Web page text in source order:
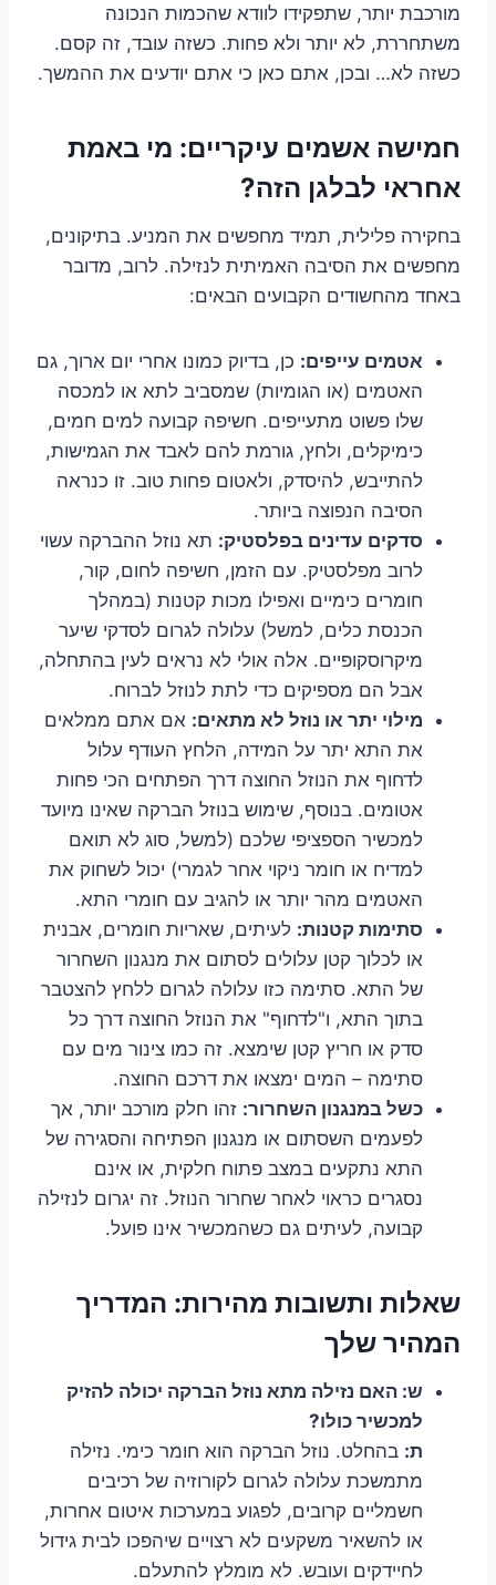
מורכבת יותר, שתפקידו לוודא שהכמות הנכונה
משתחררת, לא יותר ולא פחות. כשזה עובד, זה קסם.
כשזה לא… ובכן, אתם כאן כי אתם יודעים את ההמשך.
חמישה אשמים עיקריים: מי באמת
אחראי לבלגן הזה?
בחקירה פלילית, תמיד מחפשים את המניע. בתיקונים,
מחפשים את הסיבה האמיתית לנזילה. לרוב, מדובר
באחד מהחשודים הקבועים הבאים:
אטמים עייפים: כן, בדיוק כמונו אחרי יום ארוך, גם
האטמים (או הגומיות) שמסביב לתא או למכסה
שלו פשוט מתעייפים. חשיפה קבועה למים חמים,
כימיקלים, ולחץ, גורמת להם לאבד את הגמישות,
להתייבש, להיסדק, ולאטום פחות טוב. זו כנראה
הסיבה הנפוצה ביותר.
סדקים עדינים בפלסטיק: תא נוזל ההברקה עשוי
לרוב מפלסטיק. עם הזמן, חשיפה לחום, קור,
חומרים כימיים ואפילו מכות קטנות (במהלך
הכנסת כלים, למשל) עלולה לגרום לסדקי שיער
מיקרוסקופיים. אלה אולי לא נראים לעין בהתחלה,
אבל הם מספיקים כדי לתת לנוזל לברוח.
מילוי יתר או נוזל לא מתאים: אם אתם ממלאים
את התא יתר על המידה, הלחץ העודף עלול
לדחוף את הנוזל החוצה דרך הפתחים הכי פחות
אטומים. בנוסף, שימוש בנוזל הברקה שאינו מיועד
למכשיר הספציפי שלכם (למשל, סוג לא תואם
למדיח או חומר ניקוי אחר לגמרי) יכול לשחוק את
האטמים מהר יותר או להגיב עם חומרי התא.
סתימות קטנות: לעיתים, שאריות חומרים, אבנית
או לכלוך קטן עלולים לסתום את מנגנון השחרור
של התא. סתימה כזו עלולה לגרום ללחץ להצטבר
בתוך התא, ו"לדחוף" את הנוזל החוצה דרך כל
סדק או חריץ קטן שימצא. זה כמו צינור מים עם
סתימה – המים ימצאו את דרכם החוצה.
כשל במנגנון השחרור: זהו חלק מורכב יותר, אך
לפעמים השסתום או מנגנון הפתיחה והסגירה של
התא נתקעים במצב פתוח חלקית, או אינם
נסגרים כראוי לאחר שחרור הנוזל. זה יגרום לנזילה
קבועה, לעיתים גם כשהמכשיר אינו פועל.
שאלות ותשובות מהירות: המדריך
המהיר שלך
ש: האם נזילה מתא נוזל הברקה יכולה להזיק
למכשיר כולו?
ת: בהחלט. נוזל הברקה הוא חומר כימי. נזילה
מתמשכת עלולה לגרום לקורוזיה של רכיבים
חשמליים קרובים, לפגוע במערכות איטום אחרות,
או להשאיר משקעים לא רצויים שיהפכו לבית גידול
לחיידקים ועובש. לא מומלץ להתעלם.